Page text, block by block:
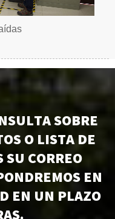
SOBRE
O LISTA DE
SU CORREO
EN
EN UN PLAZO